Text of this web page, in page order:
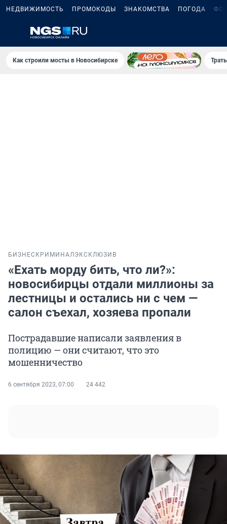
НЕДВИЖИМОСТЬ ПРОМОКОДЫ ЗНАКОМСТВА ПОГОДА
Как строили мосты в Новосибирске
БИЗНЕС КРИМИНАЛ ЭКСКЛЮЗИВ
«Ехать морду бить, что ли?»:
новосибирцы отдали миллионы за
лестницы и остались ни с чем —
салон съехал, хозяева пропали
Пострадавшие написали заявления в
полицию — они считают, что это
мошенничество
6 сентября 2023, 07:00 24 442